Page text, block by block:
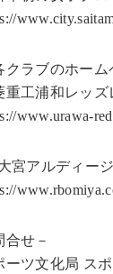
クラブのホーム
重工浦和レッズ
www.urawa-
宮アルディー
合せ－
ーツ文化局 ス